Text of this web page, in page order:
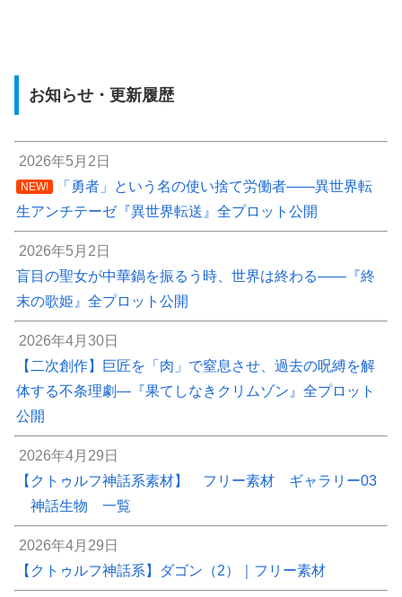
お知らせ・更新履歴
2026年5月2日
NEW!
「勇者」という名の使い捨て労働者――異世界転
生アンチテーゼ『異世界転送』全プロット公開
2026年5月2日
盲目の聖女が中華鍋を振るう時、世界は終わる――『終
末の歌姫』全プロット公開
2026年4月30日
【二次創作】巨匠を「肉」で窒息させ、過去の呪縛を解
体する不条理劇―『果てしなきクリムゾン』全プロット
公開
2026年4月29日
【クトゥルフ神話系素材】 フリー素材 ギャラリー03
神話生物 一覧
2026年4月29日
【クトゥルフ神話系】ダゴン（2）｜フリー素材